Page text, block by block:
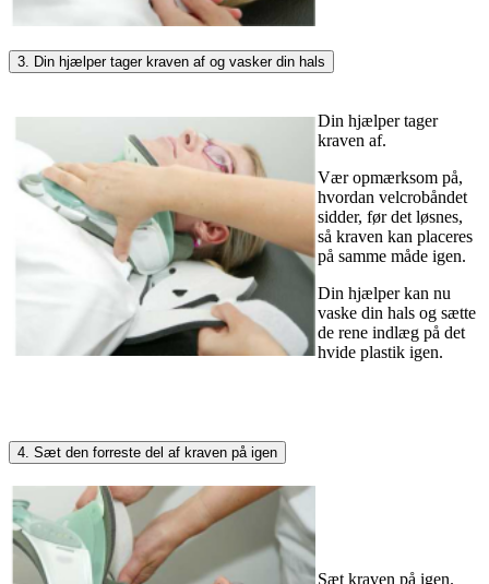
3. Din hjælper tager kraven af og vasker din hals
Din hjælper tager
kraven af.
Vær opmærksom på,
hvordan velcrobåndet
sidder, før det løsnes,
så kraven kan placeres
på samme måde igen.
Din hjælper kan nu
vaske din hals og sætte
de rene indlæg på det
hvide plastik igen.
4. Sæt den forreste del af kraven på igen
Sæt kraven på igen.